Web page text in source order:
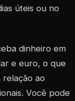
úteis ou no
dinheiro em
e euro, o que
relação ao
Você pode